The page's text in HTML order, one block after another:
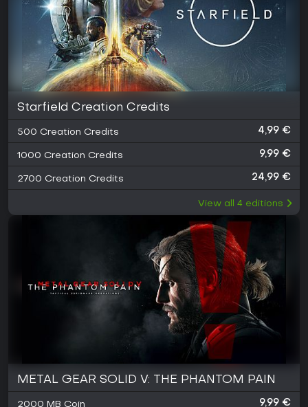
Starfield Creation Credits
500 Creation Credits 4,99 €
1000 Creation Credits 9,99 €
2700 Creation Credits 24,99 €
View all 4 editions
METAL GEAR SOLID V: THE PHANTOM PAIN
2000 MB Coin 9,99 €